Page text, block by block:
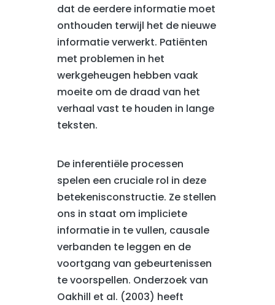
dat de eerdere informatie moet
onthouden terwijl het de nieuwe
informatie verwerkt. Patiënten
met problemen in het
werkgeheugen hebben vaak
moeite om de draad van het
verhaal vast te houden in lange
teksten.
De inferentiële processen
spelen een cruciale rol in deze
betekenisconstructie. Ze stellen
ons in staat om impliciete
informatie in te vullen, causale
verbanden te leggen en de
voortgang van gebeurtenissen
te voorspellen. Onderzoek van
Oakhill et al. (2003) heeft